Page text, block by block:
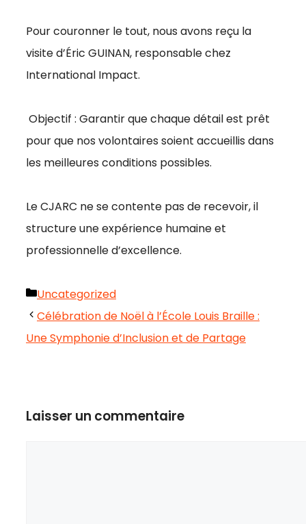
Pour couronner le tout, nous avons reçu la
visite d’Éric GUINAN, responsable chez
International Impact.
Objectif : Garantir que chaque détail est prêt
pour que nos volontaires soient accueillis dans
les meilleures conditions possibles.
Le CJARC ne se contente pas de recevoir, il
structure une expérience humaine et
professionnelle d’excellence.
Catégories
Uncategorized
Célébration de Noël à l’École Louis Braille :
Une Symphonie d’Inclusion et de Partage
Laisser un commentaire